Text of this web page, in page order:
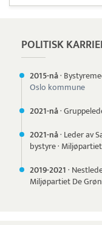
POLITISK
2015-nå·
Oslo kommune
2021-nå·
2021-nå· Leder av
bystyre·
2019-2021·
Miljøpartiet De